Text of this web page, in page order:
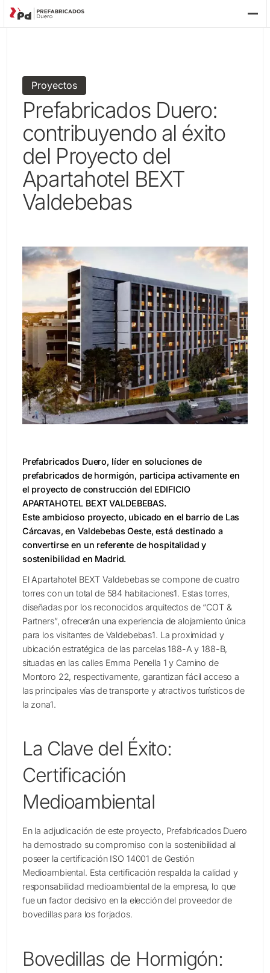
Proyectos
Prefabricados Duero:
contribuyendo al éxito
del Proyecto del
Apartahotel BEXT
Valdebebas
Prefabricados Duero, líder en soluciones de
prefabricados de hormigón, participa activamente en
el proyecto de construcción del EDIFICIO
APARTAHOTEL BEXT VALDEBEBAS.
Este ambicioso proyecto, ubicado en el barrio de Las
Cárcavas, en Valdebebas Oeste, está destinado a
convertirse en un referente de hospitalidad y
sostenibilidad en Madrid.
El Apartahotel BEXT Valdebebas se compone de cuatro
torres con un total de 584 habitaciones1. Estas torres,
diseñadas por los reconocidos arquitectos de “COT &
Partners”, ofrecerán una experiencia de alojamiento única
para los visitantes de Valdebebas1. La proximidad y
ubicación estratégica de las parcelas 188-A y 188-B,
situadas en las calles Emma Penella 1 y Camino de
Montoro 22, respectivamente, garantizan fácil acceso a
las principales vías de transporte y atractivos turísticos de
la zona1.
La Clave del Éxito:
Certificación
Medioambiental
En la adjudicación de este proyecto, Prefabricados Duero
ha demostrado su compromiso con la sostenibilidad al
poseer la certificación ISO 14001 de Gestión
Medioambiental. Esta certificación respalda la calidad y
responsabilidad medioambiental de la empresa, lo que
fue un factor decisivo en la elección del proveedor de
bovedillas para los forjados.
Bovedillas de Hormigón: